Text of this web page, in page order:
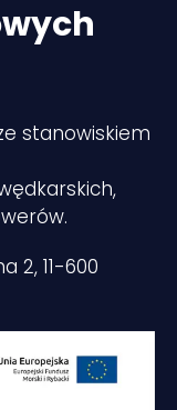
stanowiskiem
2, 11-600